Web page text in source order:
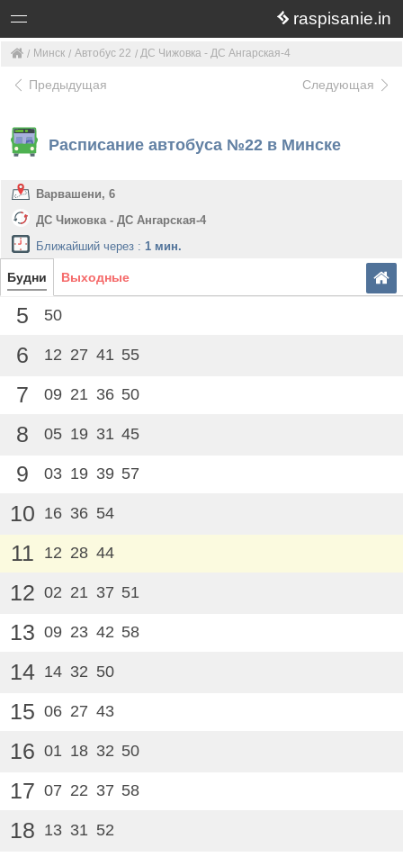
raspisanie.in
Минск Автобус 22 ДС Чижовка - ДС Ангарская-4
Предыдущая Следующая
Расписание автобуса №22 в Минске
Варвашени, 6
ДС Чижовка - ДС Ангарская-4
Ближайший через : 1 мин.
Будни Выходные
5 50
6 12 27 41 55
7 09 21 36 50
8 05 19 31 45
9 03 19 39 57
10 16 36 54
11 12 28 44
12 02 21 37 51
13 09 23 42 58
14 14 32 50
15 06 27 43
16 01 18 32 50
17 07 22 37 58
18 13 31 52